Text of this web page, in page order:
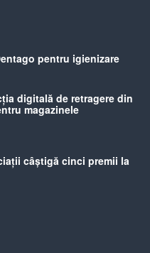
pentru igienizare
digitală de retragere din
magazinele
câștigă cinci premii la